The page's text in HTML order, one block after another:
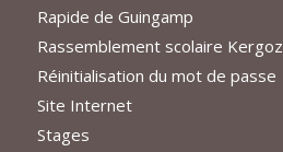
Rapide de Guingamp
Rassemblement scolaire Kergoz
Réinitialisation du mot de passe
Site Internet
Stages